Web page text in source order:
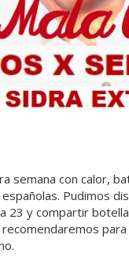
semana con calor,
Pudimos
23 y compartir